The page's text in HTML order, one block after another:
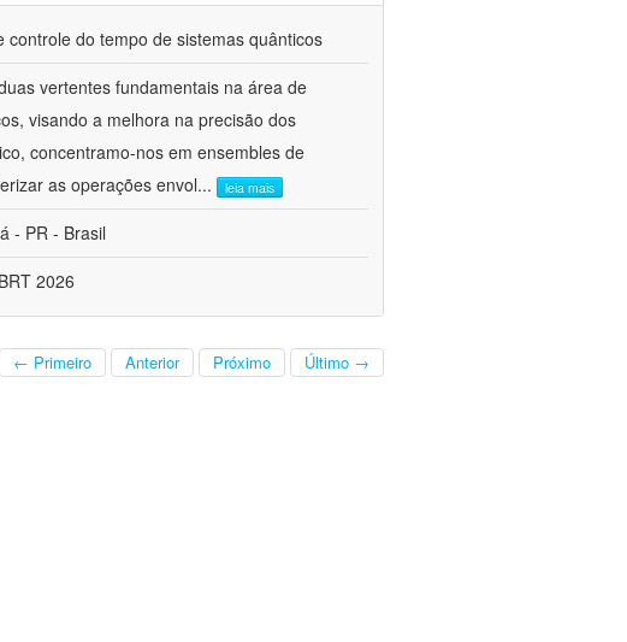
do tempo de sistemas quânticos
vertentes fundamentais na área de
visando a melhora na precisão dos
concentramo-nos em ensembles de
as operações envol... leia mais
- PR - Brasil
2026
← Primeiro Anterior Próximo Último →